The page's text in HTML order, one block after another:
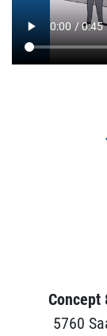
Concept
5760